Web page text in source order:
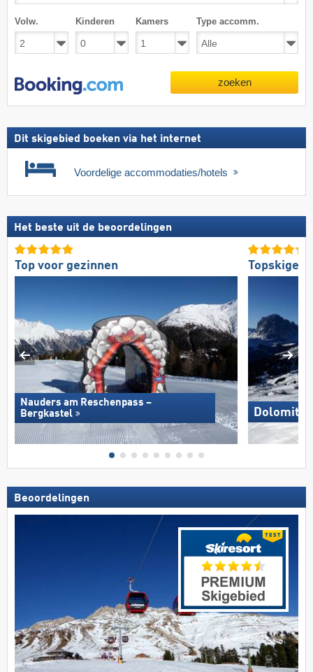
Volw. Kinderen Kamers Type accomm.
zoeken
Dit skigebied boeken via het internet
Voordelige accommodaties/hotels
Het beste uit de beoordelingen
Top voor gezinnen
Nauders am Reschenpass –
Bergkastel
Beoordelingen